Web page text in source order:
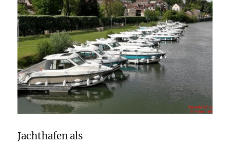
Jachthafen als